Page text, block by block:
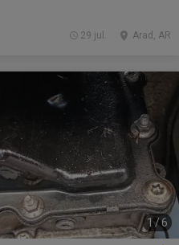
Arad, AR
29 jul.
1/6